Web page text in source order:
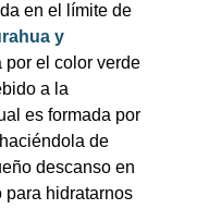
en el límite de
y
por el color verde
a la
es formada por
de
descanso en
para hidratarnos